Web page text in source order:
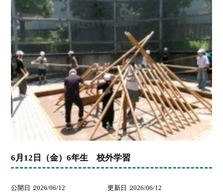
6月12日（金）6年生 校外学習
公開日 2026/06/12 更新日 2026/06/12